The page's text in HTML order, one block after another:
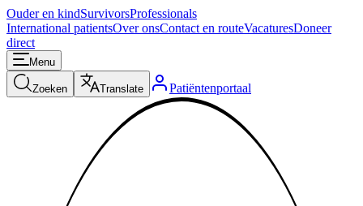
Ouder en kindSurvivorsProfessionals
International patientsOver onsContact en routeVacaturesDoneer
direct
Menu
Zoeken Translate Patiëntenportaal